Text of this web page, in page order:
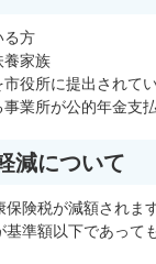
る方
養家族
役所に提出されて
業所が公的年金支
減について
険税が減額されま
準額以下であって